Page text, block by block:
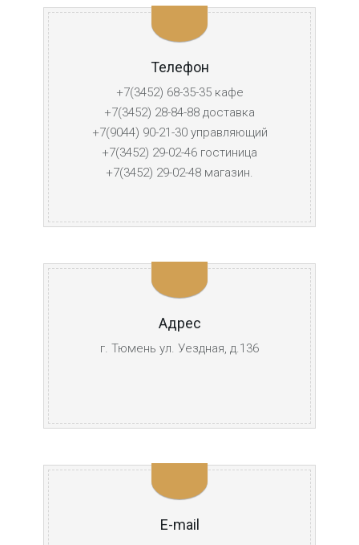
Телефон
+7(3452) 68-35-35 кафе
+7(3452) 28-84-88 доставка
+7(9044) 90-21-30 управляющий
+7(3452) 29-02-46 гостиница
+7(3452) 29-02-48 магазин.
Адрес
г. Тюмень ул. Уездная, д.136
E-mail